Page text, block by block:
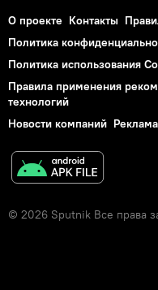
О проекте Контакты
Политика
Политика использования
Правила применения
технологий
Новости компаний Реклама
© 2026 Sputnik Все права